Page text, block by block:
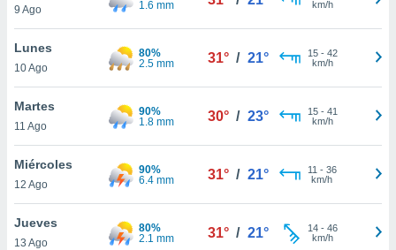
y
más
nuestra
y
de
disponible
9 Ago
1.6 mm
km/h
Lunes
10 Ago
80%
2.5 mm
31° / 21° 15- 42
km/h
Martes
11 Ago
90%
1.8 mm
30° / 23° 15- 41
km/h
Miércoles
12 Ago
90%
6.4 mm
31° / 21° 11 - 36
km/h
Jueves
13 Ago
80%
2.1 mm
31° / 21° 14- 46
km/h